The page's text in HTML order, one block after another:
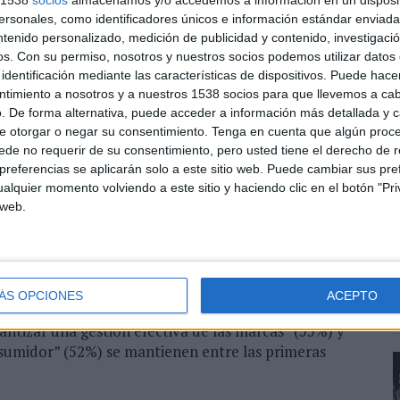
como identificadores únicos e información estándar
personalizado, medición de publicidad y contenido,
Con su permiso, nosotros y nuestros socios podemos utilizar datos
mediante las características de dispositivos. Puede
a nosotros y a nuestros 1538 socios para que llevemos a
De forma alternativa, puede acceder a información más detallada y
otorgar o negar su consentimiento. Tenga en cuenta que algún
no requerir de su consentimiento, pero usted tiene el derecho de
se aplicarán solo a este sitio web. Puede cambiar sus
momento volviendo a este sitio y haciendo clic en el botón
OPCIONES ACEPTO
español.
de marketing en España es de 21 meses, lo
Los tres sectores que planifican con menor
Restauración, con 10 meses de media. Por el
son los que planifican con mayor antelación, con
de marketing aumentarán sus presupuestos
de las empresas encuestadas declaran que el
e Italia (65%) también subirán, siendo China
esperan incrementos superiores al resto.
un cambio: el crecimiento de negocio se une
Desarrollar experiencias relevantes con el
del rol del Director de Marketing en España
una gestión efectiva de las marcas” (55%) y
(52%) se mantienen entre las primeras